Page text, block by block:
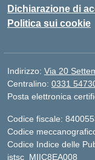
Dichiarazione di
Politica sui cookie
Indirizzo: Via 20
Centralino: 0331
Posta elettronica
Codice fiscale:
Codice
Codice Indice delle
istsc_MIIC8EA008